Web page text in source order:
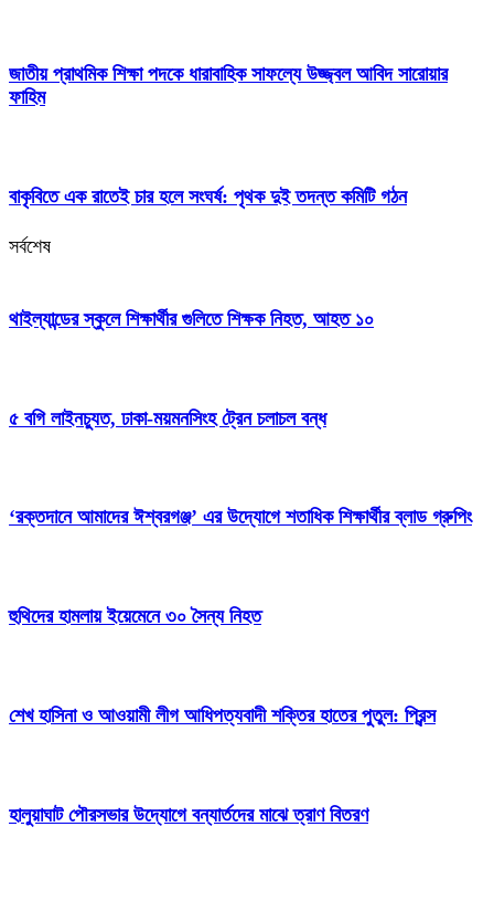
জাতীয় প্রাথমিক শিক্ষা পদকে ধারাবাহিক সাফল্যে উজ্জ্বল আবিদ সারোয়ার
ফাহিম
বাকৃবিতে এক রাতেই চার হলে সংঘর্ষ: পৃথক দুই তদন্ত কমিটি গঠন
সর্বশেষ
থাইল্যান্ডের স্কুলে শিক্ষার্থীর গুলিতে শিক্ষক নিহত, আহত ১০
৫ বগি লাইনচ্যুত, ঢাকা-ময়মনসিংহ ট্রেন চলাচল বন্ধ
‘রক্তদানে আমাদের ঈশ্বরগঞ্জ’ এর উদ্যোগে শতাধিক শিক্ষার্থীর ব্লাড গ্রুপিং
হুথিদের হামলায় ইয়েমেনে ৩০ সৈন্য নিহত
শেখ হাসিনা ও আওয়ামী লীগ আধিপত্যবাদী শক্তির হাতের পুতুল: প্রিন্স
হালুয়াঘাট পৌরসভার উদ্যোগে বন্যার্তদের মাঝে ত্রাণ বিতরণ